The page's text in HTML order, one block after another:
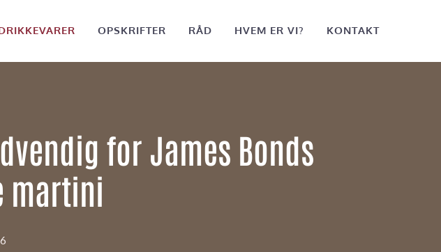
OPSKRIFTER RÅD HVEM ER VI? KONTAKT
for James Bonds
martini